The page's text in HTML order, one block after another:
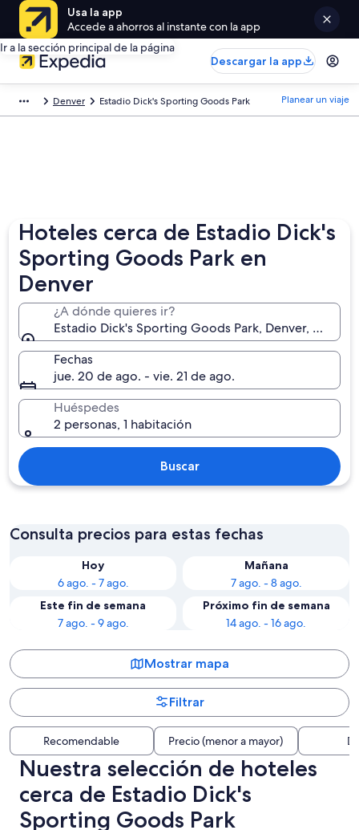
Usa la app
Accede a ahorros al instante con la app
Ir a la sección principal de la página
Descargar la app
Denver Estadio Dick's Sporting Goods Park Planear un viaje
Hoteles cerca de Estadio Dick's
Sporting Goods Park en
Denver
¿A dónde quieres ir?
Estadio Dick's Sporting Goods Park, Denver,
Fechas
jue. 20 de ago. - vie. 21 de ago.
Huéspedes
2 personas, 1 habitación
Buscar
Consulta precios para estas fechas
Hoy
6 ago. - 7 ago.
Mañana
7 ago. - 8 ago.
Este fin de semana
7 ago. - 9 ago.
Próximo fin de semana
14 ago. - 16 ago.
Mostrar mapa
Filtrar
Recomendable Precio (menor a mayor)
Nuestra selección de hoteles
cerca de Estadio Dick's
Sporting Goods Park